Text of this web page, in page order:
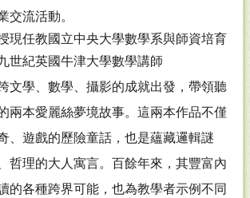
交流活動。
現任教國立中央大學數學系與師資培育
世紀英國牛津大學數學講師
文學、數學、攝影的成就出發，帶領聽
兩本愛麗絲夢境故事。這兩本作品不僅
、遊戲的歷險童話，也是蘊藏邏輯謎
哲理的大人寓言。百餘年來，其豐富內
的各種跨界可能，也為教學者示例不同